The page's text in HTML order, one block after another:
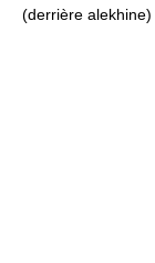
(derrière alekhine)